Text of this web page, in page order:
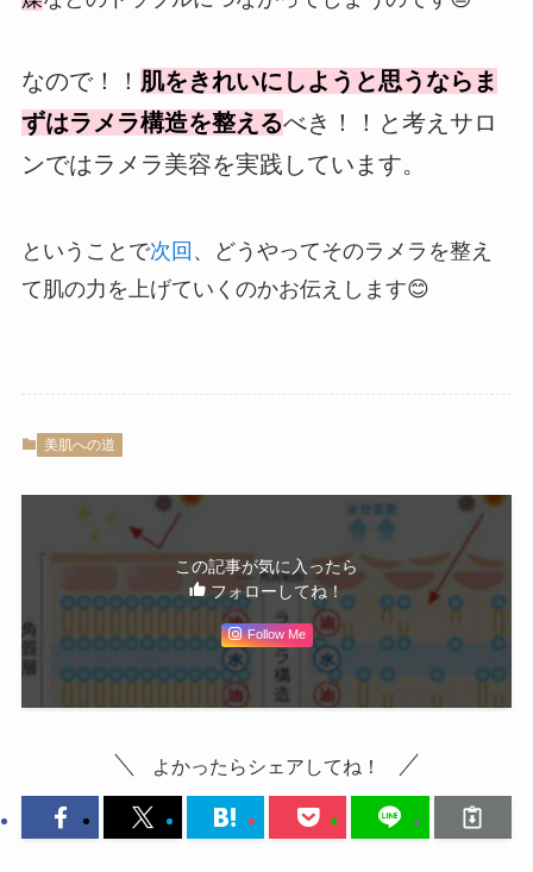
なので！！ 肌をきれいにしようと思うならま
ずはラメラ構造を整えるべき！！と考えサロ
ンではラメラ美容を実践しています。
ということで次回 、どうやってそのラメラを整え
て肌の力を上げていくのかお伝えします😊
美肌への道
この記事が気に入ったら
フォローしてね！
Follow Me
よかったらシェアしてね！